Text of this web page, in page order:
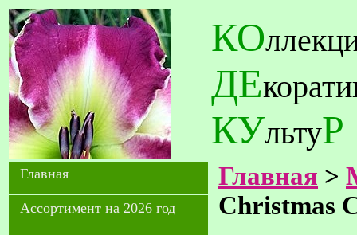
КО
ДЕ
КУльтуР
Главная
Ассортимент на 2026 год
Главная >
Christmas